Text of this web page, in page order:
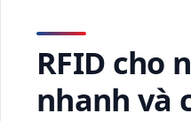
RFID cho
nhanh và